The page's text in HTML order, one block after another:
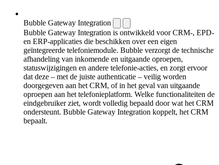
Bubble Gateway Integration
Bubble Gateway Integration is ontwikkeld voor CRM-, EPD-
en ERP-applicaties die beschikken over een eigen
geïntegreerde telefoniemodule. Bubble verzorgt de technische
afhandeling van inkomende en uitgaande oproepen,
statuswijzigingen en andere telefonie-acties, en zorgt ervoor
dat deze – met de juiste authenticatie – veilig worden
doorgegeven aan het CRM, of in het geval van uitgaande
oproepen aan het telefonieplatform. Welke functionaliteiten de
eindgebruiker ziet, wordt volledig bepaald door wat het CRM
ondersteunt. Bubble Gateway Integration koppelt, het CRM
bepaalt.